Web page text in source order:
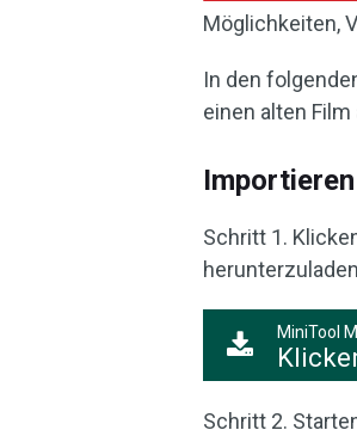
Möglichkeiten,
In den
einen alten
Schritt 1.
MiniTool
Schritt 2.